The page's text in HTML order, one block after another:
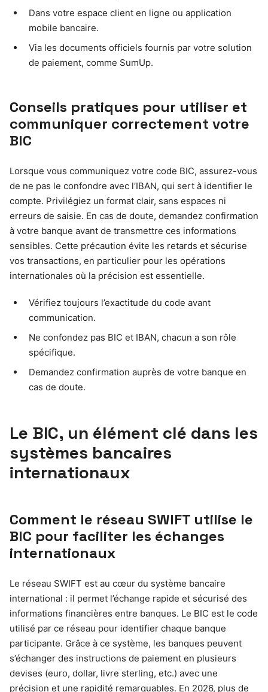
Dans votre espace client en ligne ou application
mobile bancaire.
Via les documents officiels fournis par votre solution
de paiement, comme SumUp.
Conseils pratiques pour utiliser et
communiquer correctement votre
BIC
Lorsque vous communiquez votre code BIC, assurez-vous
de ne pas le confondre avec l’IBAN, qui sert à identifier le
compte. Privilégiez un format clair, sans espaces ni
erreurs de saisie. En cas de doute, demandez confirmation
à votre banque avant de transmettre ces informations
sensibles. Cette précaution évite les retards et sécurise
vos transactions, en particulier pour les opérations
internationales où la précision est essentielle.
Vérifiez toujours l’exactitude du code avant
communication.
Ne confondez pas BIC et IBAN, chacun a son rôle
spécifique.
Demandez confirmation auprès de votre banque en
cas de doute.
Le BIC, un élément clé dans les
systèmes bancaires
internationaux
Comment le réseau SWIFT utilise le
BIC pour faciliter les échanges
internationaux
Le réseau SWIFT est au cœur du système bancaire
international : il permet l’échange rapide et sécurisé des
informations financières entre banques. Le BIC est le code
utilisé par ce réseau pour identifier chaque banque
participante. Grâce à ce système, les banques peuvent
s’échanger des instructions de paiement en plusieurs
devises (euro, dollar, livre sterling, etc.) avec une
précision et une rapidité remarquables. En 2026, plus de